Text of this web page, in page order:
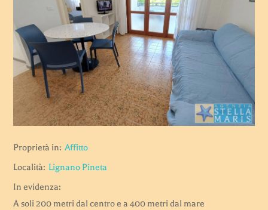
Proprietà in: Affitto
Località: Lignano Pineta
In evidenza:
A soli 200 metri dal centro e a 400 metri dal mare